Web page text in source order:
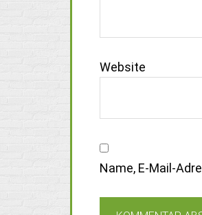
Website
Name, E-Mail-